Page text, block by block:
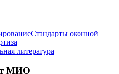
Стандарты оконной
литература
МИО